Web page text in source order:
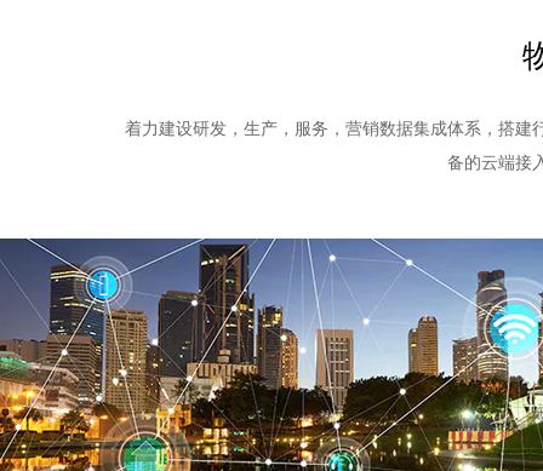
着力建设研发，生产，服务，营销数据集成体系，搭
备的云端接